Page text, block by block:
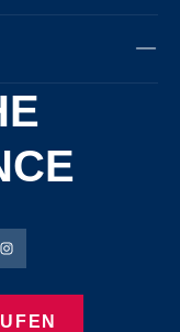
Facebook-Seite
Twitter Seite
Proenen LinkedIn
Bierbaum-Proenen